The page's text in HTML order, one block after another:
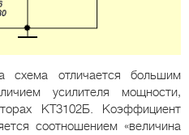
схема отличается большим
усилителя мощности,
КТ3102Б. Коэффициент
соотношением «величина